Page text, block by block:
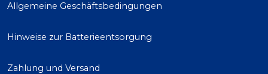
Allgemeine Geschäftsbedingungen
Hinweise zur Batterieentsorgung
Zahlung und Versand